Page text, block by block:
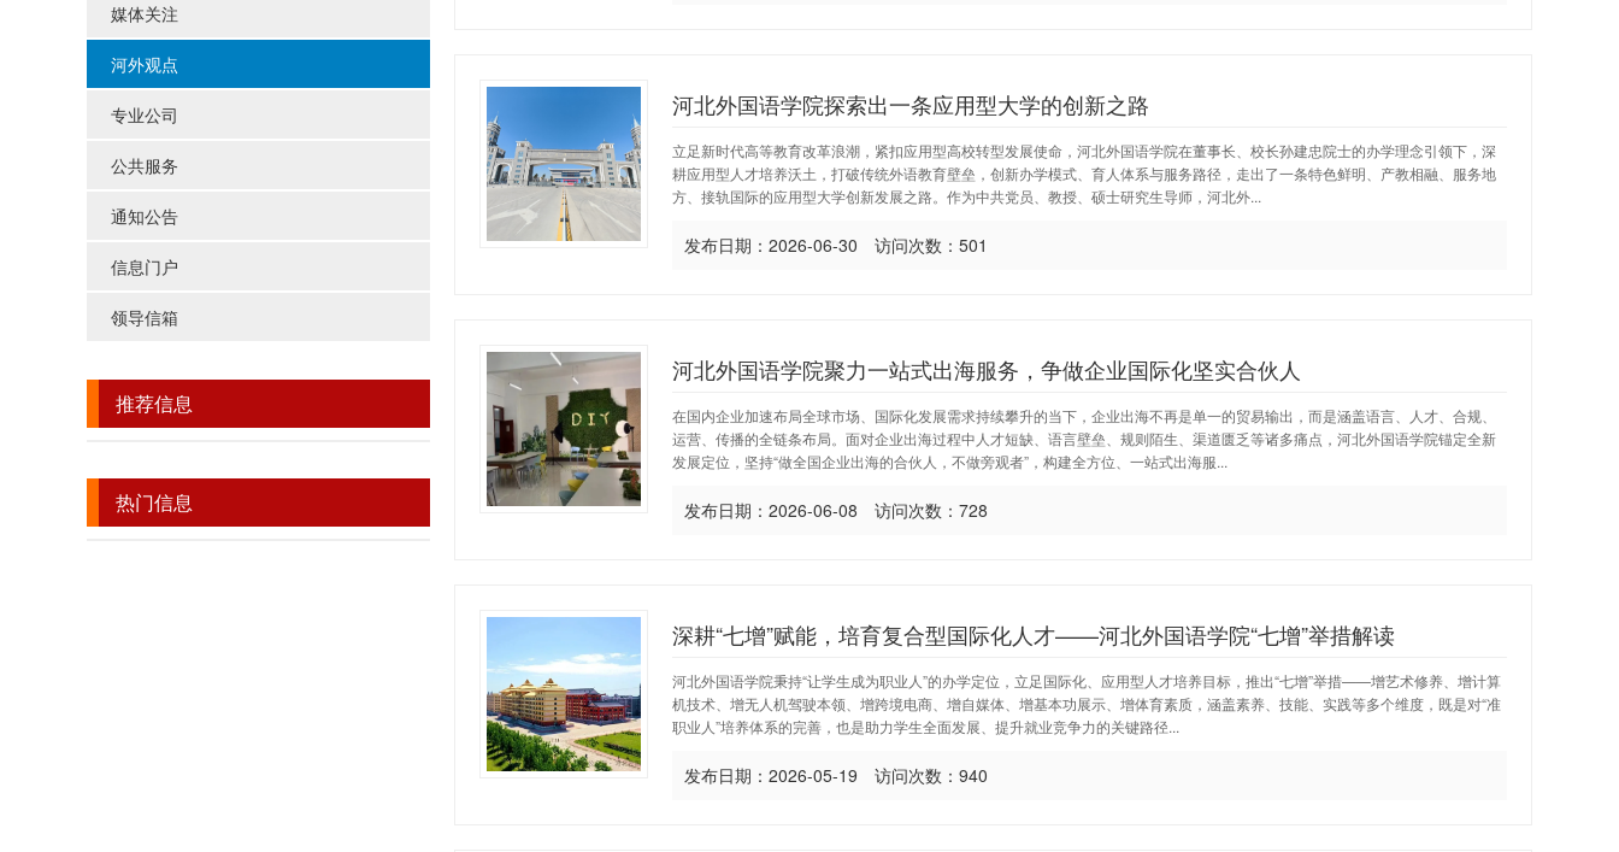
媒体关注
河外观点
专业公司
公共服务
通知公告
信息门户
领导信箱
推荐信息
热门信息
河北外国语学院探索出一条应用型大学的创新之路
立足新时代高等教育改革浪潮，紧扣应用型高校转型发展使命，河北外国语学院在董事长、校长孙建忠院士的办学理念引领下，深
耕应用型人才培养沃土，打破传统外语教育壁垒，创新办学模式、育人体系与服务路径，走出了一条特色鲜明、产教相融、服务地
方、接轨国际的应用型大学创新发展之路。作为中共党员、教授、硕士研究生导师，河北外...
发布日期：2026-06-30 访问次数：501
河北外国语学院聚力一站式出海服务，争做企业国际化坚实合伙人
在国内企业加速布局全球市场、国际化发展需求持续攀升的当下，企业出海不再是单一的贸易输出，而是涵盖语言、人才、合规、
运营、传播的全链条布局。面对企业出海过程中人才短缺、语言壁垒、规则陌生、渠道匮乏等诸多痛点，河北外国语学院锚定全新
发展定位，坚持“做全国企业出海的合伙人，不做旁观者”，构建全方位、一站式出海服...
发布日期：2026-06-08 访问次数：728
深耕“七增”赋能，培育复合型国际化人才——河北外国语学院“七增”举措解读
河北外国语学院秉持“让学生成为职业人”的办学定位，立足国际化、应用型人才培养目标，推出“七增”举措——增艺术修养、增计算
机技术、增无人机驾驶本领、增跨境电商、增自媒体、增基本功展示、增体育素质，涵盖素养、技能、实践等多个维度，既是对“准
职业人”培养体系的完善，也是助力学生全面发展、提升就业竞争力的关键路径...
发布日期：2026-05-19 访问次数：940